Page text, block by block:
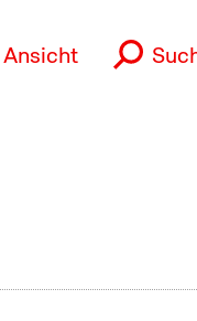
Ansicht